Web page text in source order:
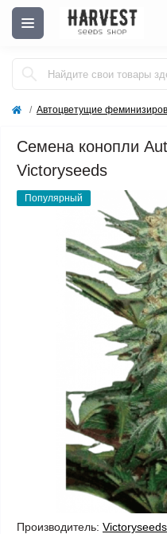
Автоцветущие
Семена конопли
Victoryseeds
Популярный
Производитель: Victoryseeds